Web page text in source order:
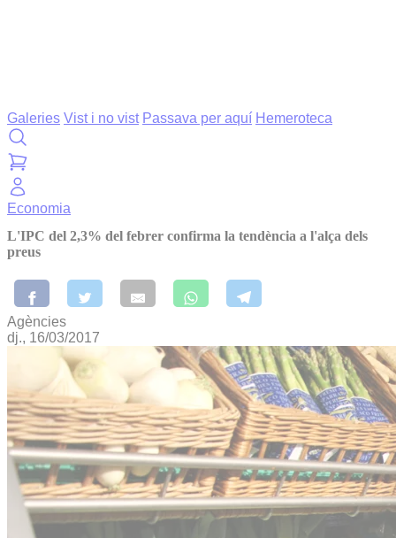
Galeries Vist i no vist Passava per aquí Hemeroteca
Economia
L'IPC del 2,3% del febrer confirma la tendència a l'alça dels
preus
Agències
dj., 16/03/2017